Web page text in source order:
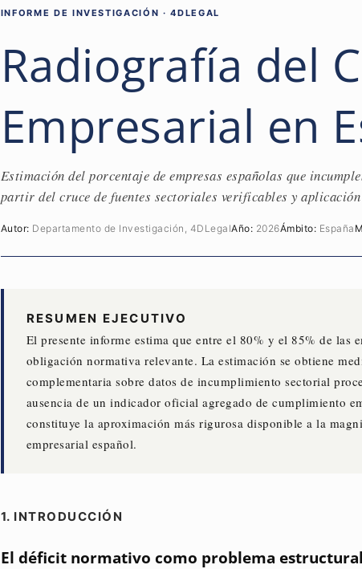
INFORME DE INVESTIGACIÓN · 4DLEGAL
Radiografía del
Empresarial en
Estimación del porcentaje de empresas españolas que
partir del cruce de fuentes sectoriales verificables y
Autor: Departamento de Investigación, 4DLegalAño: 2026Ámbito: España
RESUMEN EJECUTIVO
El presente informe estima que entre el 80% y el 85% de las
obligación normativa relevante. La estimación se obtiene
complementaria sobre datos de incumplimiento sectorial
ausencia de un indicador oficial agregado de cumplimiento
constituye la aproximación más rigurosa disponible a la
empresarial español.
1. INTRODUCCIÓN
El déficit normativo como problema estructural